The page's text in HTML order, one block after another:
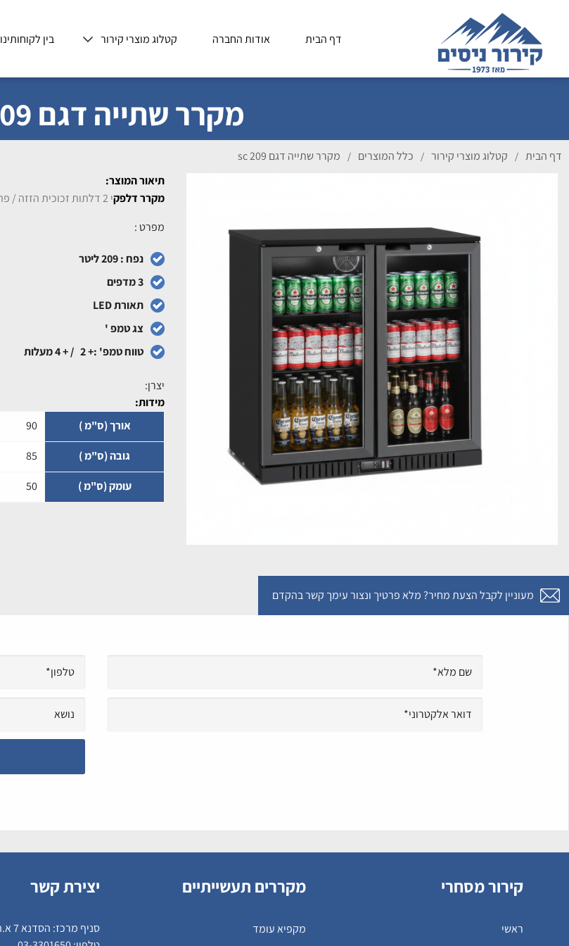
דף הבית אודות החברה קטלוג מוצרי קירור בין לקוחותינו
מקרר שתייה דגם sc 209
דף הבית / קטלוג מוצרי קירור / כלל המוצרים /
מקרר שתייה דגם sc 209
תיאור המוצר:
מקרר דלפקי 2 דלתות זכוכית הזזה / פתיחה
מפרט :
נפח : 209 ליטר
3 מדפים
תאורת LED
צג טמפ '
טווח טמפ' :+ 2 / + 4 מעלות
יצרן:
מידות:
אורך (ס"מ )
90
גובה (ס"מ ) 85
עומק (ס"מ ) 50
מעוניין לקבל הצעת מחיר? מלא פרטיך ונצור עימך קשר בהקדם
קירור מסחרי
ראשי
מקררים תעשייתיים
מקפיא עומד
יצירת קשר
סניף מרכז: הסדנא 7 א.ת. חולון